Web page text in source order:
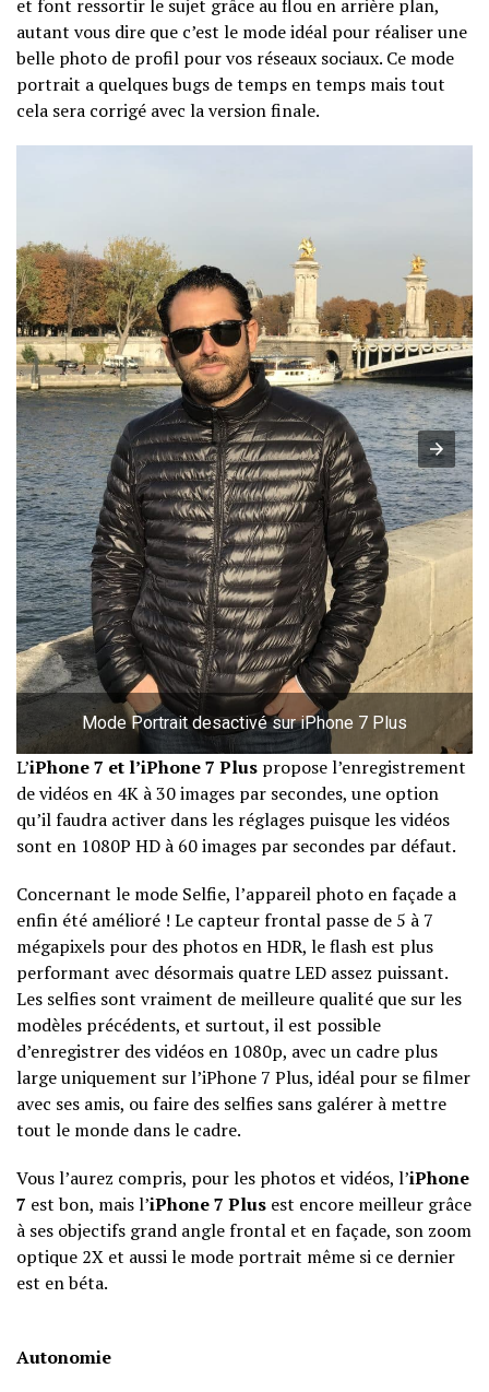
et font ressortir le sujet grâce au flou en arrière plan,
autant vous dire que c’est le mode idéal pour réaliser une
belle photo de profil pour vos réseaux sociaux. Ce mode
portrait a quelques bugs de temps en temps mais tout
cela sera corrigé avec la version finale.
Mode Portrait desactivé sur iPhone 7 Plus
L’iPhone 7 et l’iPhone 7 Plus propose l’enregistrement
de vidéos en 4K à 30 images par secondes, une option
qu’il faudra activer dans les réglages puisque les vidéos
sont en 1080P HD à 60 images par secondes par défaut.
Concernant le mode Selfie, l’appareil photo en façade a
enfin été amélioré ! Le capteur frontal passe de 5 à 7
mégapixels pour des photos en HDR, le flash est plus
performant avec désormais quatre LED assez puissant.
Les selfies sont vraiment de meilleure qualité que sur les
modèles précédents, et surtout, il est possible
d’enregistrer des vidéos en 1080p, avec un cadre plus
large uniquement sur l’iPhone 7 Plus, idéal pour se filmer
avec ses amis, ou faire des selfies sans galérer à mettre
tout le monde dans le cadre.
Vous l’aurez compris, pour les photos et vidéos, l’iPhone
7 est bon, mais l’iPhone 7 Plus est encore meilleur grâce
à ses objectifs grand angle frontal et en façade, son zoom
optique 2X et aussi le mode portrait même si ce dernier
est en béta.
Autonomie